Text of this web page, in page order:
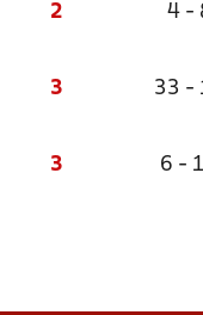
2 4 -
3 33 -
3 6 -